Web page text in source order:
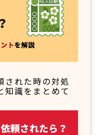
された時の対処
知識をまとめて